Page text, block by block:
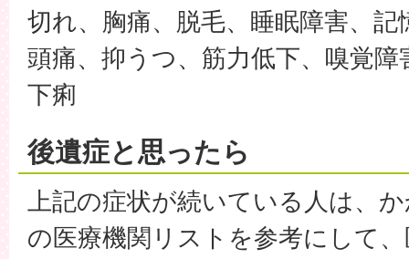
切れ、胸痛、脱毛、睡眠障害、記
頭痛、抑うつ、筋力低下、嗅覚
下痢
後遺症と思ったら
上記の症状が続いている人は、
の医療機関リストを参考にして